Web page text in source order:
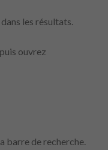
les résultats.
ouvrez
barre de recherche.